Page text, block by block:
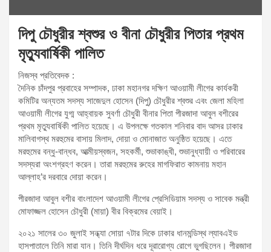
দিপু চৌধুরীর শ্বশুর ও বীনা চৌধুরীর পিতার প্রথম
মৃত্যুবার্ষিকী পালিত
নিজস্ব প্রতিবেদক :
দৈনিক চাঁদপুর প্রবাহের সম্পাদক, ঢাকা মহানগর দক্ষিণ আওয়ামী লীগের কার্যকরী
কমিটির অন্যতম সদস্য সাজেদুল হোসেন (দিপু) চৌধুরীর শ্বশুর এবং জেলা মহিলা
আওয়ামী লীগের যুগ্ম আহ্বায়ক সুবর্ণা চৌধুরী বীনার পিতা পীরজাদা আবুল বশীরের
প্রথম মৃত্যুবার্ষিকী পালিত হয়েছে। এ উপলক্ষে গতকাল শনিবার বাদ আসর ঢাকার
মালিবাগস্থ মরহুমের বাসায় মিলাদ, দোয়া ও মোনাজাত অনুষ্ঠিত হয়েছে। এতে
মরহুমের বন্ধু-বান্ধব, আত্মীয়স্বজন, সহকর্মী, শুভাকাঙ্খী, শুভানুধ্যায়ী ও পরিবারের
সদস্যরা অংশগ্রহণ করেন। তারা মরহুমের রুহের মাগফিরাত কামনায় মহান
আল্লাহ’র দরবারে দোয়া করেন।
পীরজাদা আবুল বশীর বাংলাদেশ আওয়ামী লীগের প্রেসিডিয়াম সদস্য ও সাবেক মন্ত্রী
মোফাজ্জল হোসেন চৌধুরী (মায়া) বীর বিক্রমের বেয়াই।
২০২১ সালের ৩০ জুলাই সন্ধ্যা সোয়া ৭টার দিকে ঢাকার ধানমন্ডিস্থ ল্যাবএইড
হাসপাতালে তিনি মারা যান। তিনি দীর্ঘদিন ধরে দূরারোগ্য রোগে ভুগছিলেন। পীরজাদা